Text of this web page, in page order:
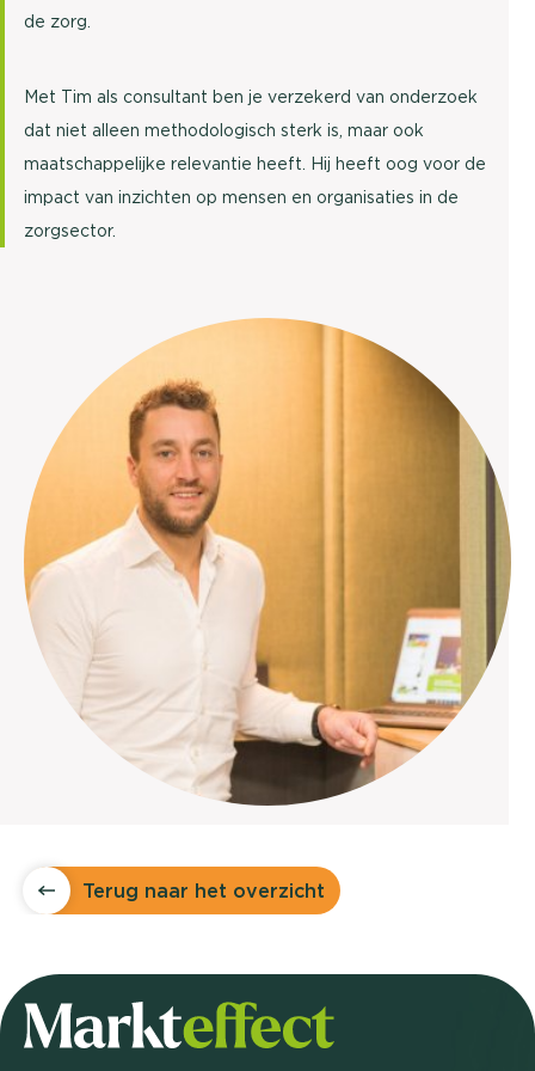
de zorg.
Met Tim als consultant ben je verzekerd van onderzoek
dat niet alleen methodologisch sterk is, maar ook
maatschappelijke relevantie heeft. Hij heeft oog voor de
impact van inzichten op mensen en organisaties in de
zorgsector.
Terug naar het overzicht